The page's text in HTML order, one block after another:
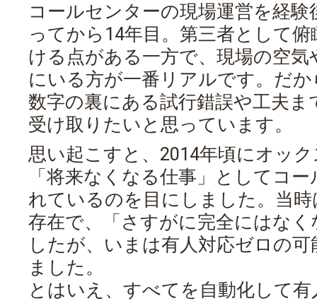
コールセンターの現場運営を経
ってから14年目。第三者として
ける点がある一方で、現場の空
にいる方が一番リアルです。だ
数字の裏にある試行錯誤や工夫
受け取りたいと思っています。
思い起こすと、2014年頃にオッ
「将来なくなる仕事」としてコ
れているのを目にしました。当
存在で、「さすがに完全にはな
したが、いまは有人対応ゼロの
ました。
とはいえ、すべてを自動化して